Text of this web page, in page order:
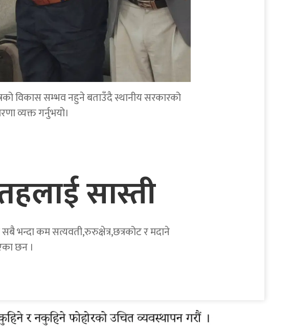
विकास सम्भव नहुने बताउँदै स्थानीय सरकारको
व्यक्त गर्नुभयो।
सास्ती
सबै भन्दा कम सत्यवती,रुरुक्षेत्र,छत्रकोट र मदाने
छन ।